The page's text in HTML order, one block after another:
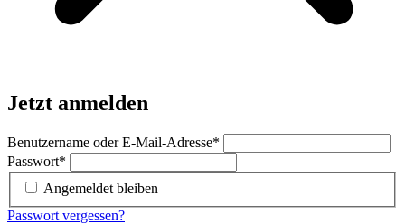
Jetzt anmelden
Benutzername oder E-Mail-Adresse*
Passwort*
Angemeldet bleiben
Passwort vergessen?